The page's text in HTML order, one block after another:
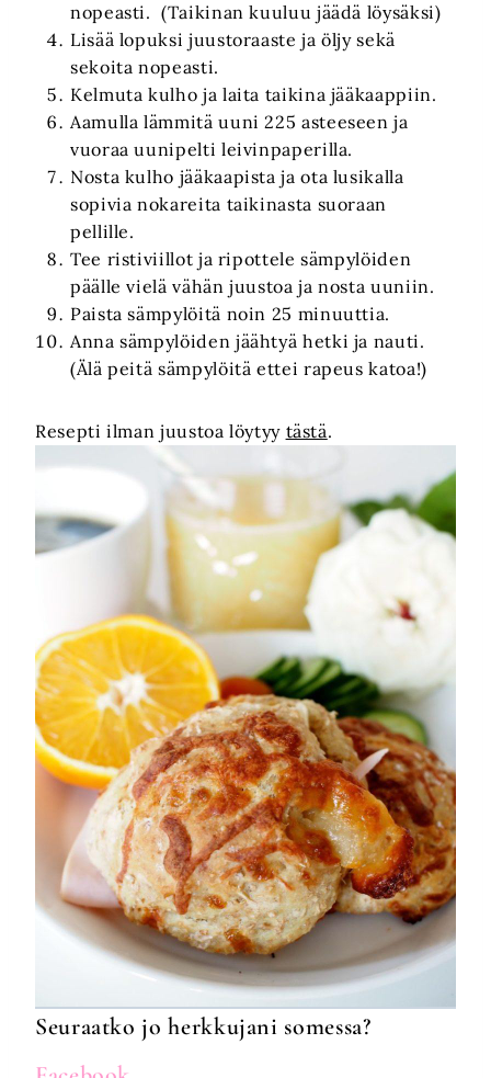
nopeasti. (Taikinan kuuluu jäädä löysäksi)
Lisää lopuksi juustoraaste ja öljy sekä
sekoita nopeasti.
Kelmuta kulho ja laita taikina jääkaappiin.
Aamulla lämmitä uuni 225 asteeseen ja
vuoraa uunipelti leivinpaperilla.
Nosta kulho jääkaapista ja ota lusikalla
sopivia nokareita taikinasta suoraan
pellille.
Tee ristiviillot ja ripottele sämpylöiden
päälle vielä vähän juustoa ja nosta uuniin.
Paista sämpylöitä noin 25 minuuttia.
Anna sämpylöiden jäähtyä hetki ja nauti.
(Älä peitä sämpylöitä ettei rapeus katoa!)
Resepti ilman juustoa löytyy tästä.
Seuraatko jo herkkujani somessa?